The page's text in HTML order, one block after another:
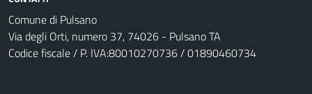
Comune di Pulsano
Via degli Orti, numero 37, 74026 - Pulsano TA
Codice fiscale / P. IVA:80010270736 / 01890460734